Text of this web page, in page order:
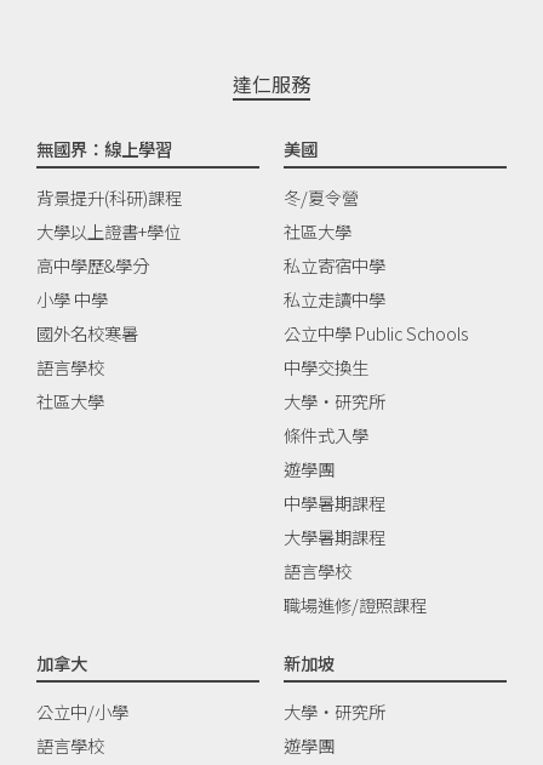
達仁服務
無國界：線上學習
背景提升(科研)課程
大學以上證書+學位
高中學歷&學分
小學 中學
國外名校寒暑
語言學校
社區大學
美國
冬/夏令營
社區大學
私立寄宿中學
私立走讀中學
公立中學 Public Schools
中學交換生
大學‧研究所
條件式入學
遊學團
中學暑期課程
大學暑期課程
語言學校
職場進修/證照課程
加拿大
公立中/小學
語言學校
新加坡
大學‧研究所
遊學團